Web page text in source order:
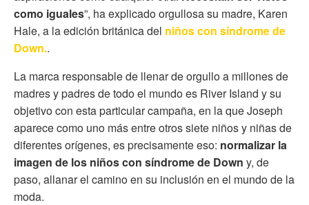
como iguales”, ha explicado orgullosa su madre, Karen
Hale, a la edición británica del niños con síndrome de
Down..
La marca responsable de llenar de orgullo a millones de
madres y padres de todo el mundo es River Island y su
objetivo con esta particular campaña, en la que Joseph
aparece como uno más entre otros siete niños y niñas de
diferentes orígenes, es precisamente eso: normalizar la
imagen de los niños con síndrome de Down y, de
paso, allanar el camino en su inclusión en el mundo de la
moda.